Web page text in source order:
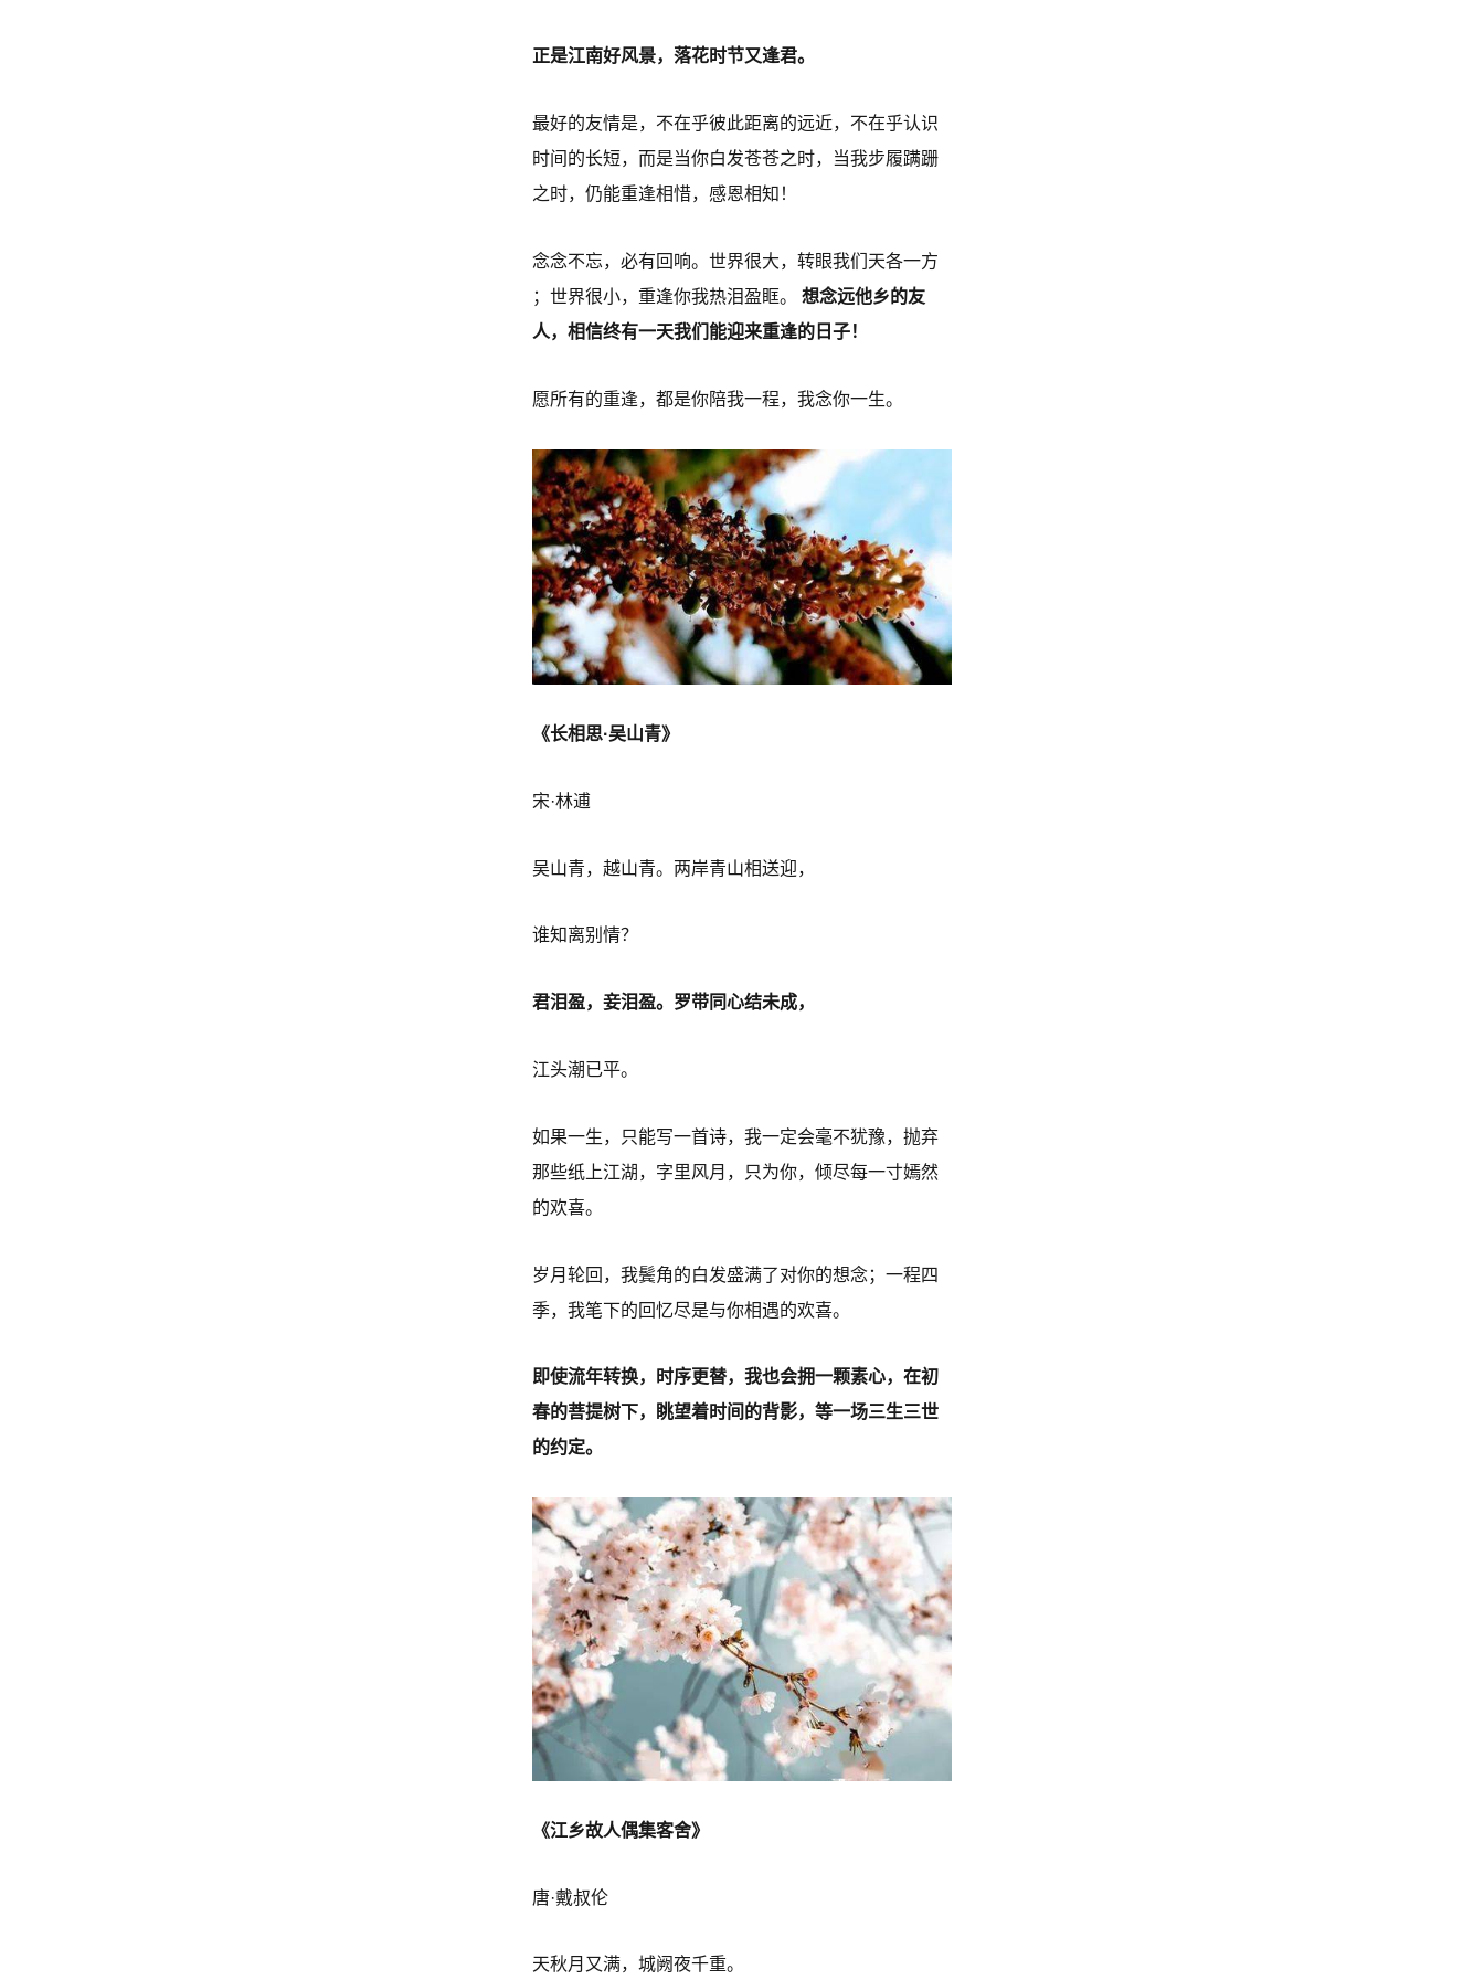
正是江南好风景，落花时节又逢君。
最好的友情是，不在乎彼此距离的远近，不在乎认识
时间的长短，而是当你白发苍苍之时，当我步履蹒跚
之时，仍能重逢相惜，感恩相知！
念念不忘，必有回响。世界很大，转眼我们天各一方
；世界很小，重逢你我热泪盈眶。
想念远他乡的友
人，相信终有一天我们能迎来重逢的日子！
愿所有的重逢，都是你陪我一程，我念你一生。
《长相思·吴山青》
宋·林逋
吴山青，越山青。两岸青山相送迎，
谁知离别情？
君泪盈，妾泪盈。罗带同心结未成，
江头潮已平。
如果一生，只能写一首诗，我一定会毫不犹豫，抛弃
那些纸上江湖，字里风月，只为你，倾尽每一寸嫣然
的欢喜。
岁月轮回，我鬓角的白发盛满了对你的想念；一程四
季，我笔下的回忆尽是与你相遇的欢喜。
即使流年转换，时序更替，我也会拥一颗素心，在初
春的菩提树下，眺望着时间的背影，等一场三生三世
的约定。
《江乡故人偶集客舍》
唐·戴叔伦
天秋月又满，城阙夜千重。